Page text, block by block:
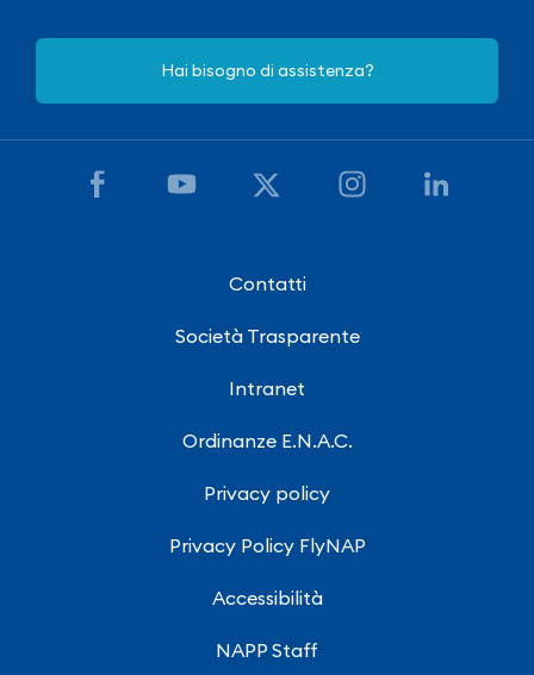
Hai bisogno di assistenza?
Contatti
Società Trasparente
Intranet
Ordinanze E.N.A.C.
Privacy policy
Privacy Policy FlyNAP
Accessibilità
NAPP Staff